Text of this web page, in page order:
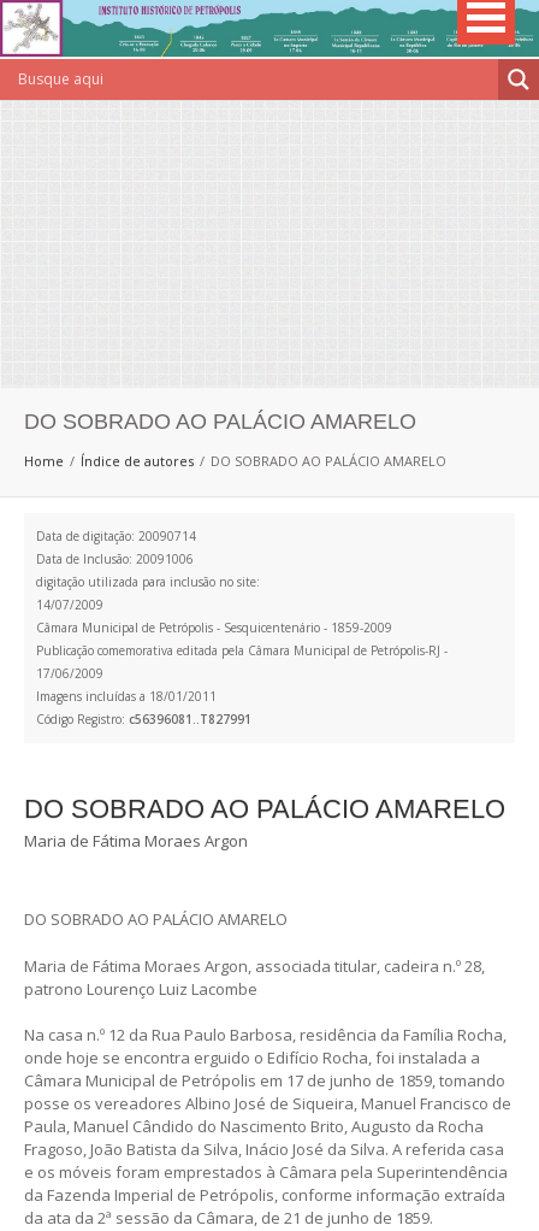
DO SOBRADO AO PALÁCIO AMARELO
Home Índice de autores DO SOBRADO AO PALÁCIO AMARELO
Data de digitação: 20090714
Data de Inclusão: 20091006
digitação utilizada para inclusão no site:
14/07/2009
Câmara Municipal de Petrópolis - Sesquicentenário - 1859-2009
Publicação comemorativa editada pela Câmara Municipal de Petrópolis-RJ -
17/06/2009
Imagens incluídas a 18/01/2011
Código Registro: c56396081..T827991
DO SOBRADO AO PALÁCIO AMARELO
Maria de Fátima Moraes Argon
DO SOBRADO AO PALÁCIO AMARELO
Maria de Fátima Moraes Argon, associada titular, cadeira n.º 28,
patrono Lourenço Luiz Lacombe
Na casa n.º 12 da Rua Paulo Barbosa, residência da Família Rocha,
onde hoje se encontra erguido o Edifício Rocha, foi instalada a
Câmara Municipal de Petrópolis em 17 de junho de 1859, tomando
posse os vereadores Albino José de Siqueira, Manuel Francisco de
Paula, Manuel Cândido do Nascimento Brito, Augusto da Rocha
Fragoso, João Batista da Silva, Inácio José da Silva. A referida casa
e os móveis foram emprestados à Câmara pela Superintendência
da Fazenda Imperial de Petrópolis, conforme informação extraída
da ata da 2ª sessão da Câmara, de 21 de junho de 1859.